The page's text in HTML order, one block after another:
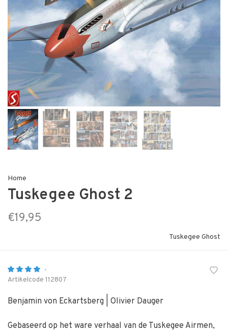
Home
Tuskegee Ghost 2
€19,95
Tuskegee Ghost
•
Artikelcode 112807
Benjamin von Eckartsberg | Olivier Dauger
Gebaseerd op het ware verhaal van de Tuskegee Airmen,